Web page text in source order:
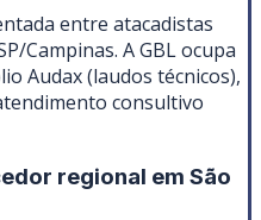
entre atacadistas
Campinas. A GBL ocupa
Audax (laudos técnicos),
consultivo
regional em São